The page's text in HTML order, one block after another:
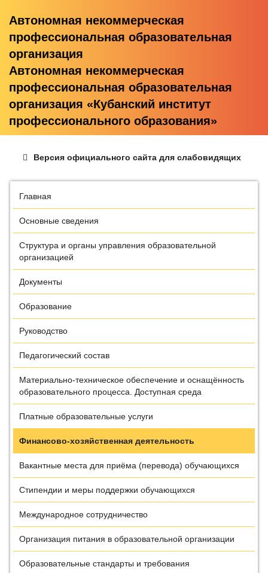
Автономная некоммерческая
профессиональная образовательная
организация
Автономная некоммерческая
профессиональная образовательная
организация «Кубанский институт
профессионального образования»
Версия официального сайта для слабовидящих
Главная
Основные сведения
Структура и органы управления образовательной
организацией
Документы
Образование
Руководство
Педагогический состав
Материально-техническое обеспечение и оснащённость
образовательного процесса. Доступная среда
Платные образовательные услуги
Финансово-хозяйственная деятельность
Вакантные места для приёма (перевода) обучающихся
Стипендии и меры поддержки обучающихся
Международное сотрудничество
Организация питания в образовательной организации
Образовательные стандарты и требования